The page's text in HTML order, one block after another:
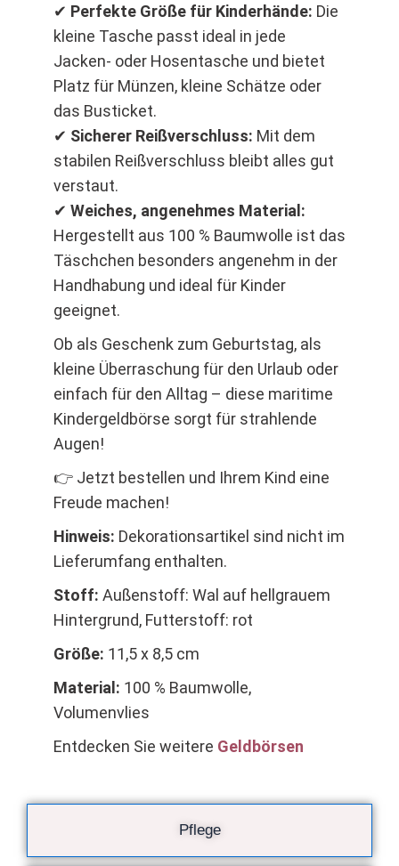
Pflege
✔ Perfekte Größe für Kinderhände: Die
kleine Tasche passt ideal in jede
Jacken- oder Hosentasche und bietet
Platz für Münzen, kleine Schätze oder
das Busticket.
✔ Sicherer Reißverschluss: Mit dem
stabilen Reißverschluss bleibt alles gut
verstaut.
✔ Weiches, angenehmes Material:
Hergestellt aus 100 % Baumwolle ist das
Täschchen besonders angenehm in der
Handhabung und ideal für Kinder
geeignet.
Ob als Geschenk zum Geburtstag, als
kleine Überraschung für den Urlaub oder
einfach für den Alltag – diese maritime
Kindergeldbörse sorgt für strahlende
Augen!
👉 Jetzt bestellen und Ihrem Kind eine
Freude machen!
Hinweis: Dekorationsartikel sind nicht im
Lieferumfang enthalten.
Stoff: Außenstoff: Wal auf hellgrauem
Hintergrund, Futterstoff: rot
Größe: 11,5 x 8,5 cm
Material: 100 % Baumwolle,
Volumenvlies
Entdecken Sie weitere Geldbörsen